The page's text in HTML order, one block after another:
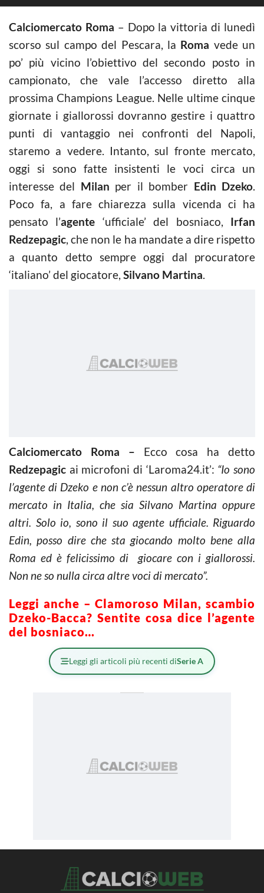
Calciomercato Roma – Dopo la vittoria di lunedì
scorso sul campo del Pescara, la Roma vede un
po’ più vicino l’obiettivo del secondo posto in
campionato, che vale l’accesso diretto alla
prossima Champions League. Nelle ultime cinque
giornate i giallorossi dovranno gestire i quattro
punti di vantaggio nei confronti del Napoli,
staremo a vedere. Intanto, sul fronte mercato,
oggi si sono fatte insistenti le voci circa un
interesse del Milan per il bomber Edin Dzeko.
Poco fa, a fare chiarezza sulla vicenda ci ha
pensato l’agente ‘ufficiale’ del bosniaco, Irfan
Redzepagic, che non le ha mandate a dire rispetto
a quanto detto sempre oggi dal procuratore
‘italiano’ del giocatore, Silvano Martina.
Calciomercato Roma – Ecco cosa ha detto
Redzepagic ai microfoni di ‘Laroma24.it’: “Io sono
l’agente di Dzeko e non c’è nessun altro operatore di
mercato in Italia, che sia Silvano Martina oppure
altri. Solo io, sono il suo agente ufficiale. Riguardo
Edin, posso dire che sta giocando molto bene alla
Roma ed è felicissimo di giocare con i giallorossi.
Non ne so nulla circa altre voci di mercato”.
Leggi anche – Clamoroso Milan, scambio
Dzeko-Bacca? Sentite cosa dice l’agente
del bosniaco…
Leggi gli articoli più recenti diSerie A